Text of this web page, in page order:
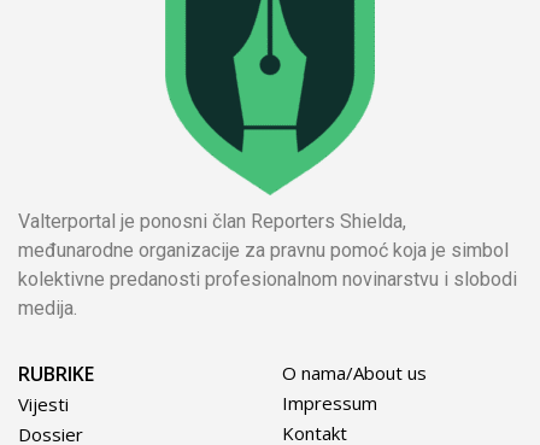
Valterportal je ponosni član Reporters Shielda,
međunarodne organizacije za pravnu pomoć koja je simbol
kolektivne predanosti profesionalnom novinarstvu i slobodi
medija.
RUBRIKE
Vijesti
Dossier
O nama/About us
Impressum
Kontakt